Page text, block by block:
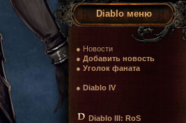
Diablo меню
● Новости
● Добавить новость
● Уголок фаната
● Diablo IV
Diablo III: RoS